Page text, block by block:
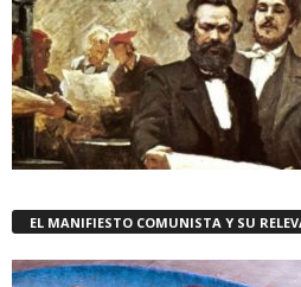
EL MANIFIESTO COMUNISTA Y SU